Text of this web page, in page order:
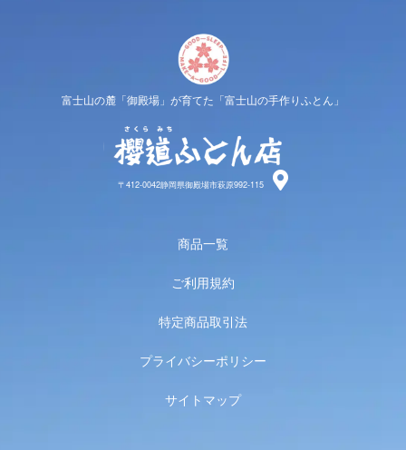
富士山の麓「御殿場」が育てた「富士山の手作りふとん」
〒412-0042静岡県御殿場市萩原992-115
商品一覧
ご利用規約
特定商品取引法
プライバシーポリシー
サイトマップ